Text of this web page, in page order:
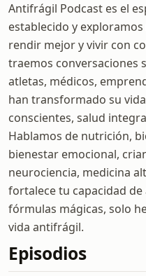
Antifrágil Podcast es el
establecido y
rendir mejor y vivir con
traemos conversaciones
atletas, médicos,
han transformado su
conscientes, salud
Hablamos de nutrición,
bienestar emocional,
neurociencia, medicina
fortalece tu capacidad
fórmulas mágicas, solo
vida antifrágil.
Episodios